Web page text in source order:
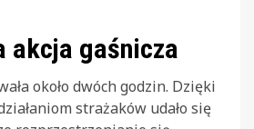
akcja gaśnicza
około dwóch godzin. Dzięki
strażaków udało się